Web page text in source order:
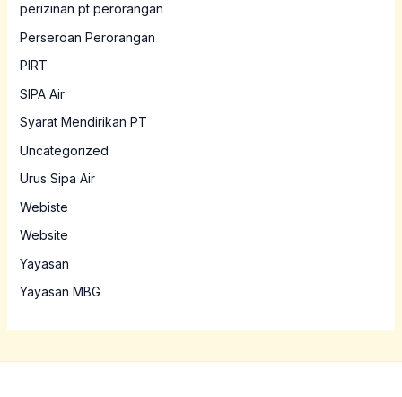
perizinan pt perorangan
Perseroan Perorangan
PIRT
SIPA Air
Syarat Mendirikan PT
Uncategorized
Urus Sipa Air
Webiste
Website
Yayasan
Yayasan MBG